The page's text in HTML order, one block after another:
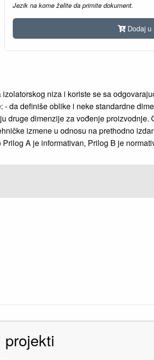
Jezik na kome želite da primite dokument.
Dodaj u
niza i koriste se sa
da definiše oblike i neke standardne
druge dimenzije za vođenje proizvodnje.
izmene u odnosu na prethodno
A je informativan, Prilog B je
projekti